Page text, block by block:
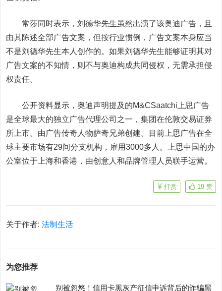
常莎同时表示，刘德华先生虽然出演了该奥迪广告，且
由其陈述全部广告文案，但按行业惯例，广告文案本身应当
不是刘德华先生本人创作的。如果刘德华先生能够证明其对
广告文案的不知情，则不与奥迪构成共同侵权，无需承担侵
权责任。
公开资料显示，奥迪声明提及的M&CSaatchi上思广告
是全球最大的独立广告代理公司之一，集团在伦敦交易证券
所上市。由广告传奇人物萨奇兄弟创建。目前上思广告在全
球主要市场有29间分支机构，雇用3000多人。上思中国的办
公室位于上海和香港，由创意人和品牌管理人员联手运营。
19 赞
打赏
关于作者:法制生活
为您推荐
别被忽悠！信用卡黑灰产征信申诉背后的诈骗黑